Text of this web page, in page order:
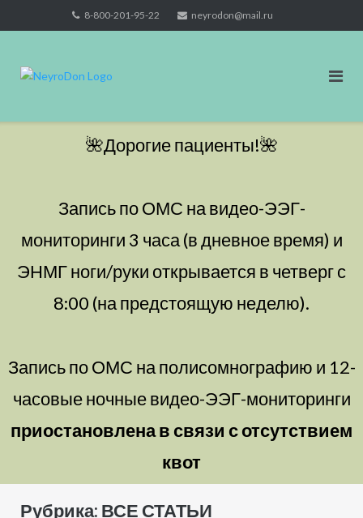
to
8-800-201-95-22 neyrodon@mail.ru
🌺Дорогие пациенты!🌺
Запись по ОМС на видео-ЭЭГ-
мониторинги 3 часа (в дневное время) и
ЭНМГ ноги/руки открывается в четверг с
8:00 (на предстоящую неделю).
Запись по ОМС на полисомнографию и 12-
часовые ночные видео-ЭЭГ-мониторинги
приостановлена в связи с отсутствием
квот
Рубрика: ВСЕ СТАТЬИ